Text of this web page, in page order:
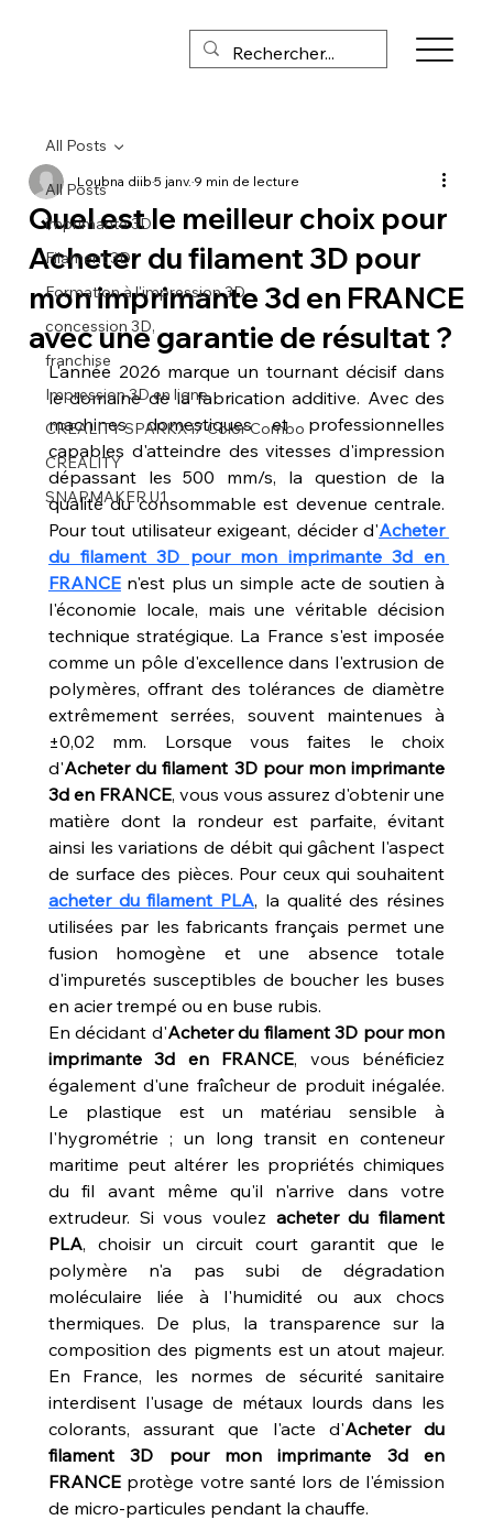
All Posts
imprimante 3D
Filament 3D
Formation à l'impression 3D
concession 3D,
franchise
Impression 3D en ligne
CREALITY SPARKX i7 Color Combo
CREALITY
SNAPMAKER U1
All Posts
Quel est le meilleur choix pour
Acheter du filament 3D pour
mon imprimante 3d en FRANCE
avec une garantie de résultat ?
Loubna diib5 janv. 9 min de lecture
L'année 2026 marque un tournant décisif dans
le domaine de la fabrication additive. Avec des
machines domestiques et professionnelles
capables d'atteindre des vitesses d'impression
dépassant les 500 mm/s, la question de la
qualité du consommable est devenue centrale.
Pour tout utilisateur exigeant, décider d'Acheter
du filament 3D pour mon imprimante 3d en
FRANCE n'est plus un simple acte de soutien à
l'économie locale, mais une véritable décision
technique stratégique. La France s'est imposée
comme un pôle d'excellence dans l'extrusion de
polymères, offrant des tolérances de diamètre
extrêmement serrées, souvent maintenues à
±0,02 mm. Lorsque vous faites le choix
d'Acheter du filament 3D pour mon imprimante
3d en FRANCE, vous vous assurez d'obtenir une
matière dont la rondeur est parfaite, évitant
ainsi les variations de débit qui gâchent l'aspect
acheter du filament PLA, la qualité des résines
utilisées par les fabricants français permet une
fusion homogène et une absence totale
d'impuretés susceptibles de boucher les buses
en acier trempé ou en buse rubis.
En décidant d'Acheter du filament 3D pour mon
imprimante 3d en FRANCE, vous bénéficiez
également d'une fraîcheur de produit inégalée.
Le plastique est un matériau sensible à
l'hygrométrie ; un long transit en conteneur
maritime peut altérer les propriétés chimiques
du fil avant même qu'il n'arrive dans votre
extrudeur. Si vous voulez acheter du filament
PLA, choisir un circuit court garantit que le
polymère n'a pas subi de dégradation
moléculaire liée à l'humidité ou aux chocs
thermiques. De plus, la transparence sur la
composition des pigments est un atout majeur.
En France, les normes de sécurité sanitaire
interdisent l'usage de métaux lourds dans les
colorants, assurant que l'acte d'Acheter du
filament 3D pour mon imprimante 3d en
FRANCE protège votre santé lors de l'émission
de micro-particules pendant la chauffe.